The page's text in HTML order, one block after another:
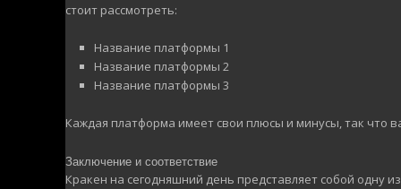
стоит рассмотреть:
Название платформы 1
Название платформы 2
Название платформы 3
Каждая платформа имеет свои плюсы и минусы, так
Заключение и соответствие
Кракен на сегодняшний день представляет собой одну